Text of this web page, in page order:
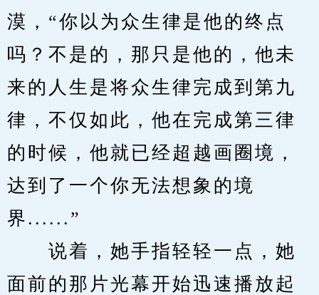
漠，“你以为众生律是他的终点
吗？不是的，那只是他的，他未
来的人生是将众生律完成到第九
律，不仅如此，他在完成第三律
的时候，他就已经超越画圈境，
达到了一个你无法想象的境
界......”
说着，她手指轻轻一点，她
面前的那片光幕开始迅速播放起